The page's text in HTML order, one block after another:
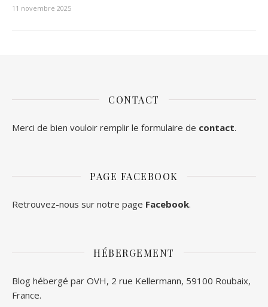
11 novembre 2025
CONTACT
Merci de bien vouloir remplir le formulaire de contact.
PAGE FACEBOOK
Retrouvez-nous sur notre page Facebook.
HÉBERGEMENT
Blog hébergé par OVH, 2 rue Kellermann, 59100 Roubaix,
France.